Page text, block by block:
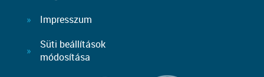
Impresszum
Süti beállítások
módosítása